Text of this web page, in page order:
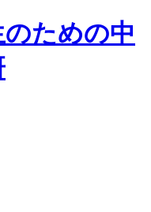
ための中